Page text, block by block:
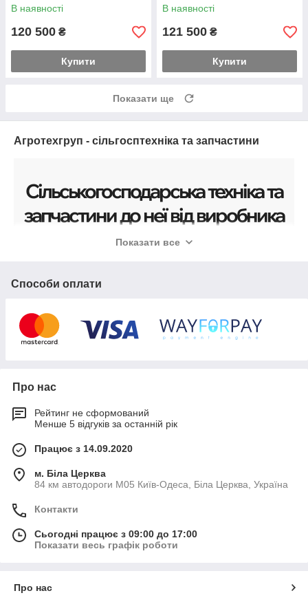
В наявності
120 500 ₴
Купити
В наявності
121 500 ₴
Купити
Показати ще
Агротехгруп - сільгосптехніка та запчастини
Сільськогосподарська техніката
запчастини до неї від виробника
Швидка доставка, післяпродажне обслуговування
Переглянути асортимент
Огляди техніки в
Підписатися
Наші переваги
Показати все
Способи оплати
Про нас
Рейтинг не сформований
Менше 5 відгуків за останній рік
Працює з 14.09.2020
м. Біла Церква
84 км автодороги М05 Київ-Одеса, Біла Церква, Україна
Контакти
Сьогодні працює з 09:00 до 17:00
Показати весь графік роботи
Про нас